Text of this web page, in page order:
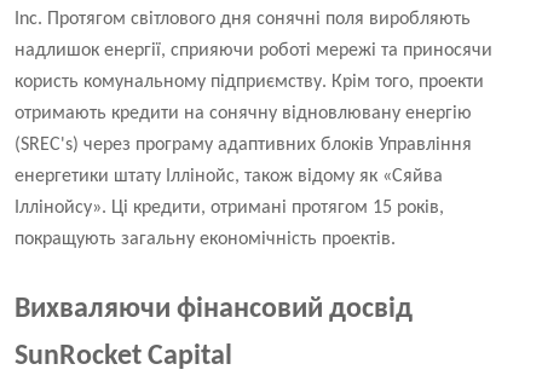
Inc. Протягом світлового дня сонячні поля виробляють
надлишок енергії, сприяючи роботі мережі та приносячи
користь комунальному підприємству. Крім того, проекти
отримають кредити на сонячну відновлювану енергію
(SREC's) через програму адаптивних блоків Управління
енергетики штату Іллінойс, також відому як «Сяйва
Іллінойсу». Ці кредити, отримані протягом 15 років,
покращують загальну економічність проектів.
Вихваляючи фінансовий досвід
SunRocket Capital